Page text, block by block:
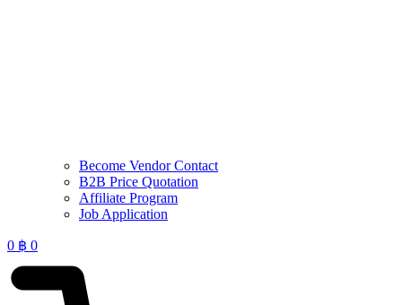
Become Vendor Contact
B2B Price Quotation
Affiliate Program
Job Application
0 ฿ 0